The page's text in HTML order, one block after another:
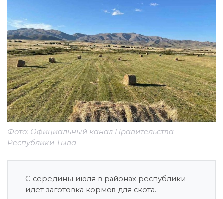
Фото: Официальный канал Правительства
Республики Тыва
С середины июля в районах республики
идёт заготовка кормов для скота.